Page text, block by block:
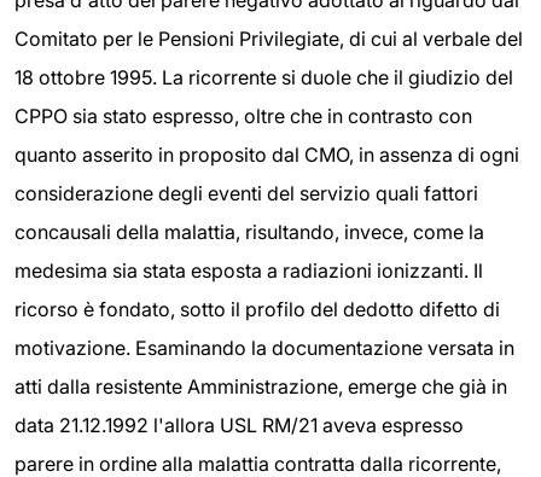
Comitato per le Pensioni Privilegiate, di cui al verbale del
18 ottobre 1995. La ricorrente si duole che il giudizio del
CPPO sia stato espresso, oltre che in contrasto con
quanto asserito in proposito dal CMO, in assenza di ogni
considerazione degli eventi del servizio quali fattori
concausali della malattia, risultando, invece, come la
medesima sia stata esposta a radiazioni ionizzanti. Il
ricorso è fondato, sotto il profilo del dedotto difetto di
motivazione. Esaminando la documentazione versata in
atti dalla resistente Amministrazione, emerge che già in
data 21.12.1992 l'allora USL RM/21 aveva espresso
parere in ordine alla malattia contratta dalla ricorrente,